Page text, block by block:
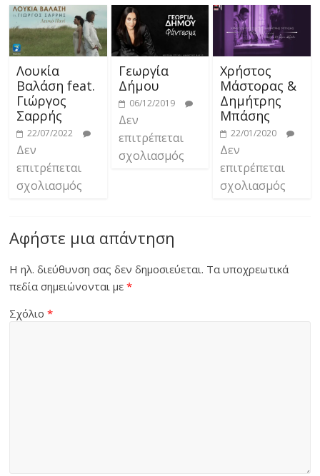
Λουκία
Βαλάση feat.
Γιώργος
Σαρρής
22/07/2022
Δεν
επιτρέπεται
σχολιασμός
Γεωργία
Δήμου
06/12/2019
Δεν
επιτρέπεται
σχολιασμός
Χρήστος
Μάστορας &
Δημήτρης
Μπάσης
22/01/2020
Δεν
επιτρέπεται
σχολιασμός
Αφήστε μια απάντηση
Η ηλ. διεύθυνση σας δεν δημοσιεύεται. Τα υποχρεωτικά
πεδία σημειώνονται με*
Σχόλιο*